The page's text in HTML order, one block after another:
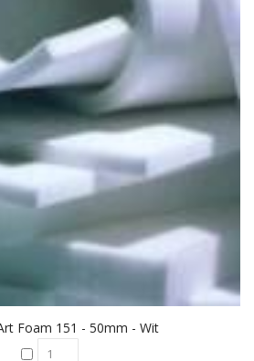
Foam 151 - 50mm - Wit